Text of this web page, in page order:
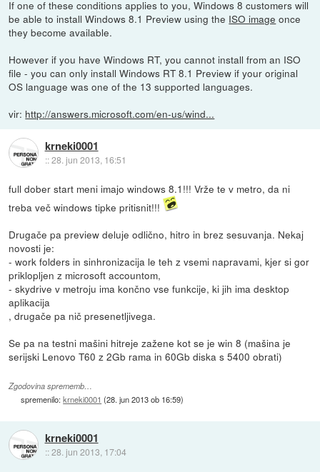
If one of these conditions applies to you, Windows 8 customers will
be able to install Windows 8.1 Preview using the ISO image once
they become available.
However if you have Windows RT, you cannot install from an ISO
file - you can only install Windows RT 8.1 Preview if your original
OS language was one of the 13 supported languages.
vir: http://answers.microsoft.com/en-us/wind...
krneki0001
::28. jun 2013, 16:51
full dober start meni imajo windows 8.1!!! Vrže te v metro, da ni
treba več windows tipke pritisnit!!!
Drugače pa preview deluje odlično, hitro in brez sesuvanja. Nekaj
novosti je:
- work folders in sinhronizacija le teh z vsemi napravami, kjer si gor
priklopljen z microsoft accountom,
- skydrive v metroju ima končno vse funkcije, ki jih ima desktop
aplikacija
, drugače pa nič presenetljivega.
Se pa na testni mašini hitreje zažene kot se je win 8 (mašina je
serijski Lenovo T60 z 2Gb rama in 60Gb diska s 5400 obrati)
Zgodovina sprememb…
spremenilo:krneki0001 (28. jun 2013 ob 16:59)
krneki0001
::28. jun 2013, 17:04